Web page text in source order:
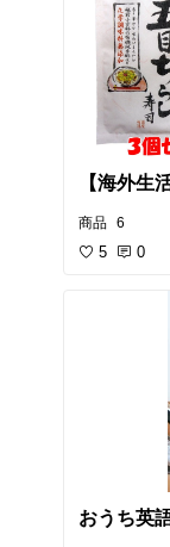
【海外生
商品 6
5 0
おうち英